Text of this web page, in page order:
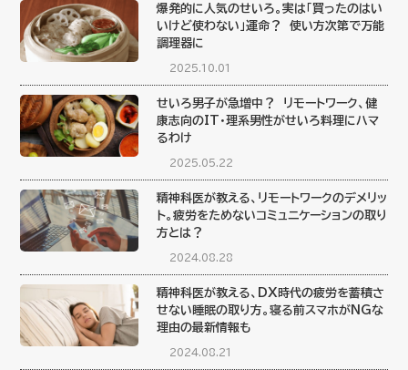
爆発的に人気のせいろ。実は「買ったのはい
いけど使わない」運命？ 使い方次第で万能
調理器に
2025.10.01
せいろ男子が急増中？ リモートワーク、健
康志向のIT・理系男性がせいろ料理にハマ
るわけ
2025.05.22
精神科医が教える、リモートワークのデメリッ
ト。疲労をためないコミュニケーションの取り
方とは？
2024.08.28
精神科医が教える、DX時代の疲労を蓄積さ
せない睡眠の取り方。寝る前スマホがNGな
理由の最新情報も
2024.08.21